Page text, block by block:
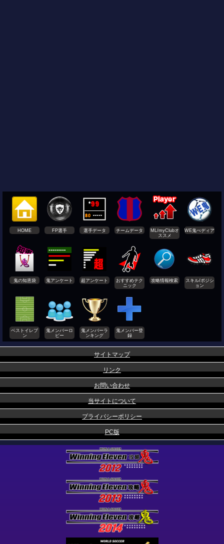
HOME FP選手 選手データ チームデータ
ML/myClubオ
ススメ
WE鬼ぺディア
鬼の知恵袋 鬼アンケート 超アンケート
おすすめテク
ニック
攻略情報検索
スキル/ポジシ
ョン
ベストイレブ
ン
鬼メンバーロ
ビー
鬼メンバーラ
ンキング
鬼メンバー登
録
サイトマップ
リンク
お問い合わせ
当サイトについて
プライバシーポリシー
PC版